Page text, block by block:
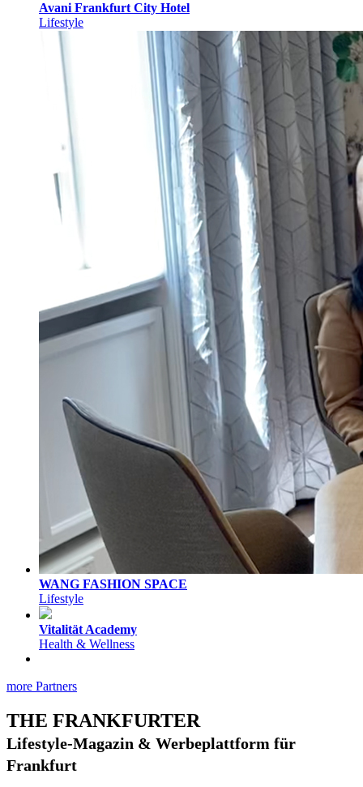
Avani Frankfurt City Hotel
Lifestyle
WANG FASHION SPACE
Lifestyle
Vitalität Academy
Health & Wellness
more Partners
THE FRANKFURTER
Lifestyle-Magazin & Werbeplattform für
Frankfurt